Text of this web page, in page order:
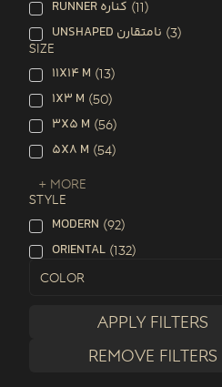
RUNNER کناره (11)
UNSHAPED نامتقارن (3)
SIZE
11X14 M (13)
1X3 M (50)
3X5 M (56)
5X8 M (54)
+ More
STYLE
MODERN (92)
ORIENTAL (132)
Color
Apply filters
Remove filters